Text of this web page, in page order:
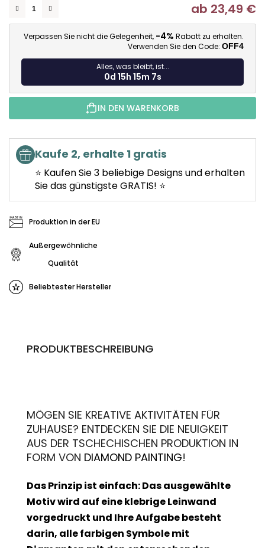
ab 23,49 €
Verpassen Sie nicht die Gelegenheit, -4% Rabatt zu erhalten.
Verwenden Sie den Code: OFF4
Alles, was bleibt, ist...
0d 15h 15m 6s
IN DEN WARENKORB
Kaufe 2, erhalte 1 gratis
⭐ Kaufen Sie 3 beliebige Designs und erhalten
Sie das günstigste GRATIS! ⭐
Produktion in der EU
Außergewöhnliche
Qualität
Beliebtester Hersteller
PRODUKTBESCHREIBUNG
MÖGEN SIE KREATIVE AKTIVITÄTEN FÜR
ZUHAUSE? ENTDECKEN SIE DIE NEUIGKEIT
AUS DER TSCHECHISCHEN PRODUKTION IN
FORM VON DIAMOND PAINTING!
Das Prinzip ist einfach: Das ausgewählte
Motiv wird auf eine klebrige Leinwand
vorgedruckt und Ihre Aufgabe besteht
darin, alle farbigen Symbole mit